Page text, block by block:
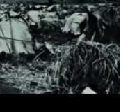
Carter 《手冊》
莎白·卡特 英譯。 1.
others not. Things in
aversion, and, in a
Things not in our